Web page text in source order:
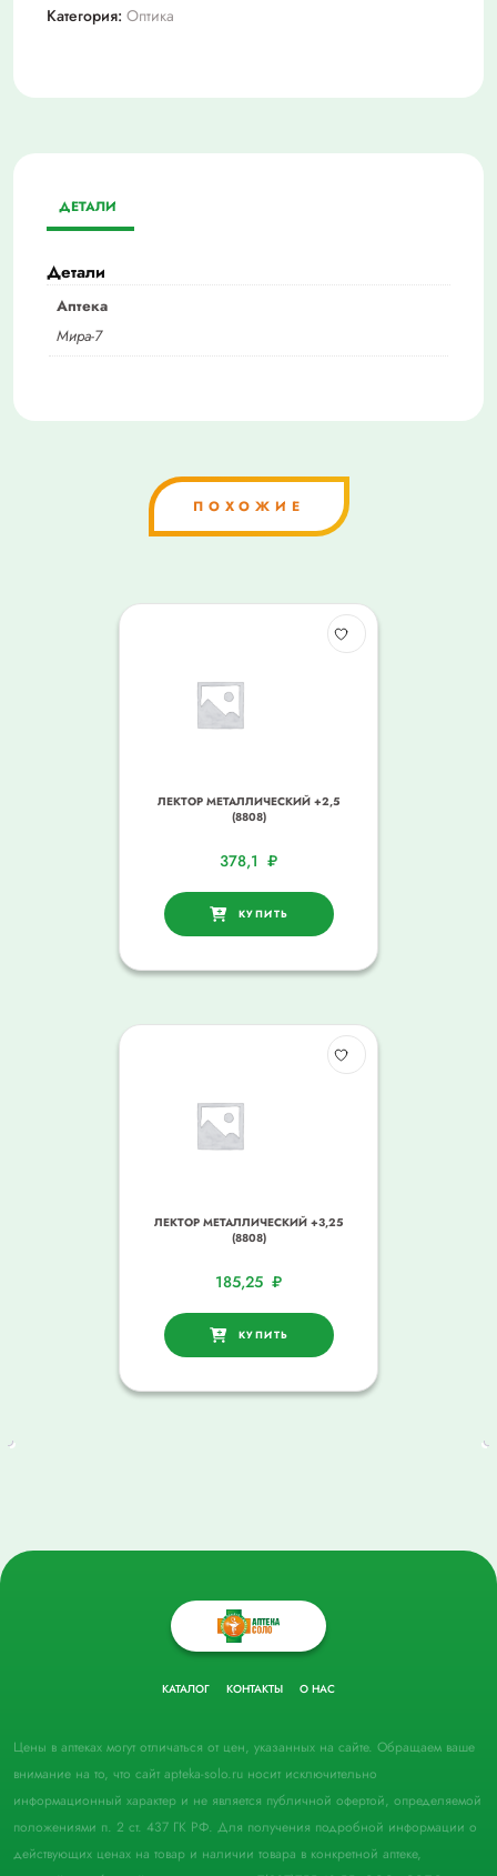
Категория: Оптика
ДЕТАЛИ
Детали
Аптека
Мира-7
ПОХОЖИЕ
ЛЕКТОР МЕТАЛЛИЧЕСКИЙ +2,5
(8808)
378,1 ₽
КУПИТЬ
ЛЕКТОР МЕТАЛЛИЧЕСКИЙ +3,25
(8808)
185,25 ₽
КУПИТЬ
КАТАЛОГ КОНТАКТЫ О НАС
Цены в аптеках могут отличаться от цен, указанных на сайте. Обращаем ваше
внимание на то, что сайт apteka-solo.ru носит исключительно
информационный характер и не является публичной офертой, определяемой
положениями п. 2 ст. 437 ГК РФ. Для получения подробной информации о
действующих ценах на товар и наличии товара в конкретной аптеке,